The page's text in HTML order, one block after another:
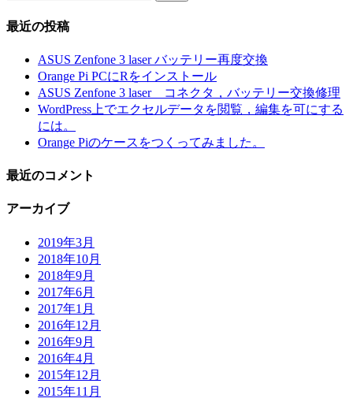
最近の投稿
ASUS Zenfone 3 laser バッテリー再度交換
Orange Pi PCにRをインストール
ASUS Zenfone 3 laser コネクタ，バッテリー交換修理
WordPress上でエクセルデータを閲覧，編集を可にする
には。
Orange Piのケースをつくってみました。
最近のコメント
アーカイブ
2019年3月
2018年10月
2018年9月
2017年6月
2017年1月
2016年12月
2016年9月
2016年4月
2015年12月
2015年11月